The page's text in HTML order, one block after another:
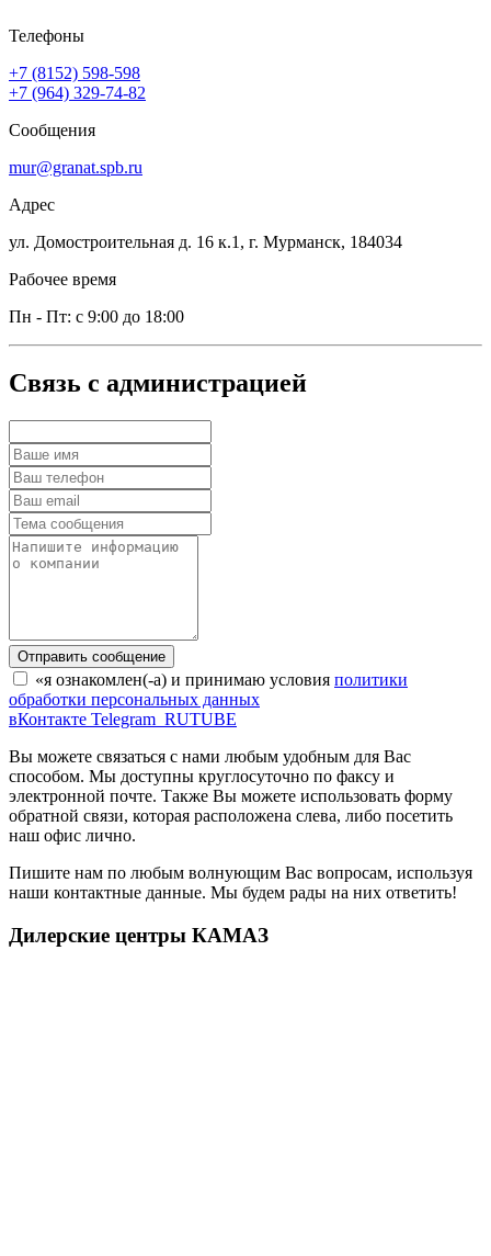
Телефоны
+7 (8152) 598-598
+7 (964) 329-74-82
Сообщения
mur@granat.spb.ru
Адрес
ул. Домостроительная д. 16 к.1, г. Мурманск, 184034
Рабочее время
Пн - Пт: с 9:00 до 18:00
Связь с администрацией
Отправить сообщение
«я ознакомлен(-а) и принимаю условия политики
обработки персональных данных
вКонтакте Telegram RUTUBE
Вы можете связаться с нами любым удобным для Вас
способом. Мы доступны круглосуточно по факсу и
электронной почте. Также Вы можете использовать форму
обратной связи, которая расположена слева, либо посетить
наш офис лично.
Пишите нам по любым волнующим Вас вопросам, используя
наши контактные данные. Мы будем рады на них ответить!
Дилерские центры КАМАЗ